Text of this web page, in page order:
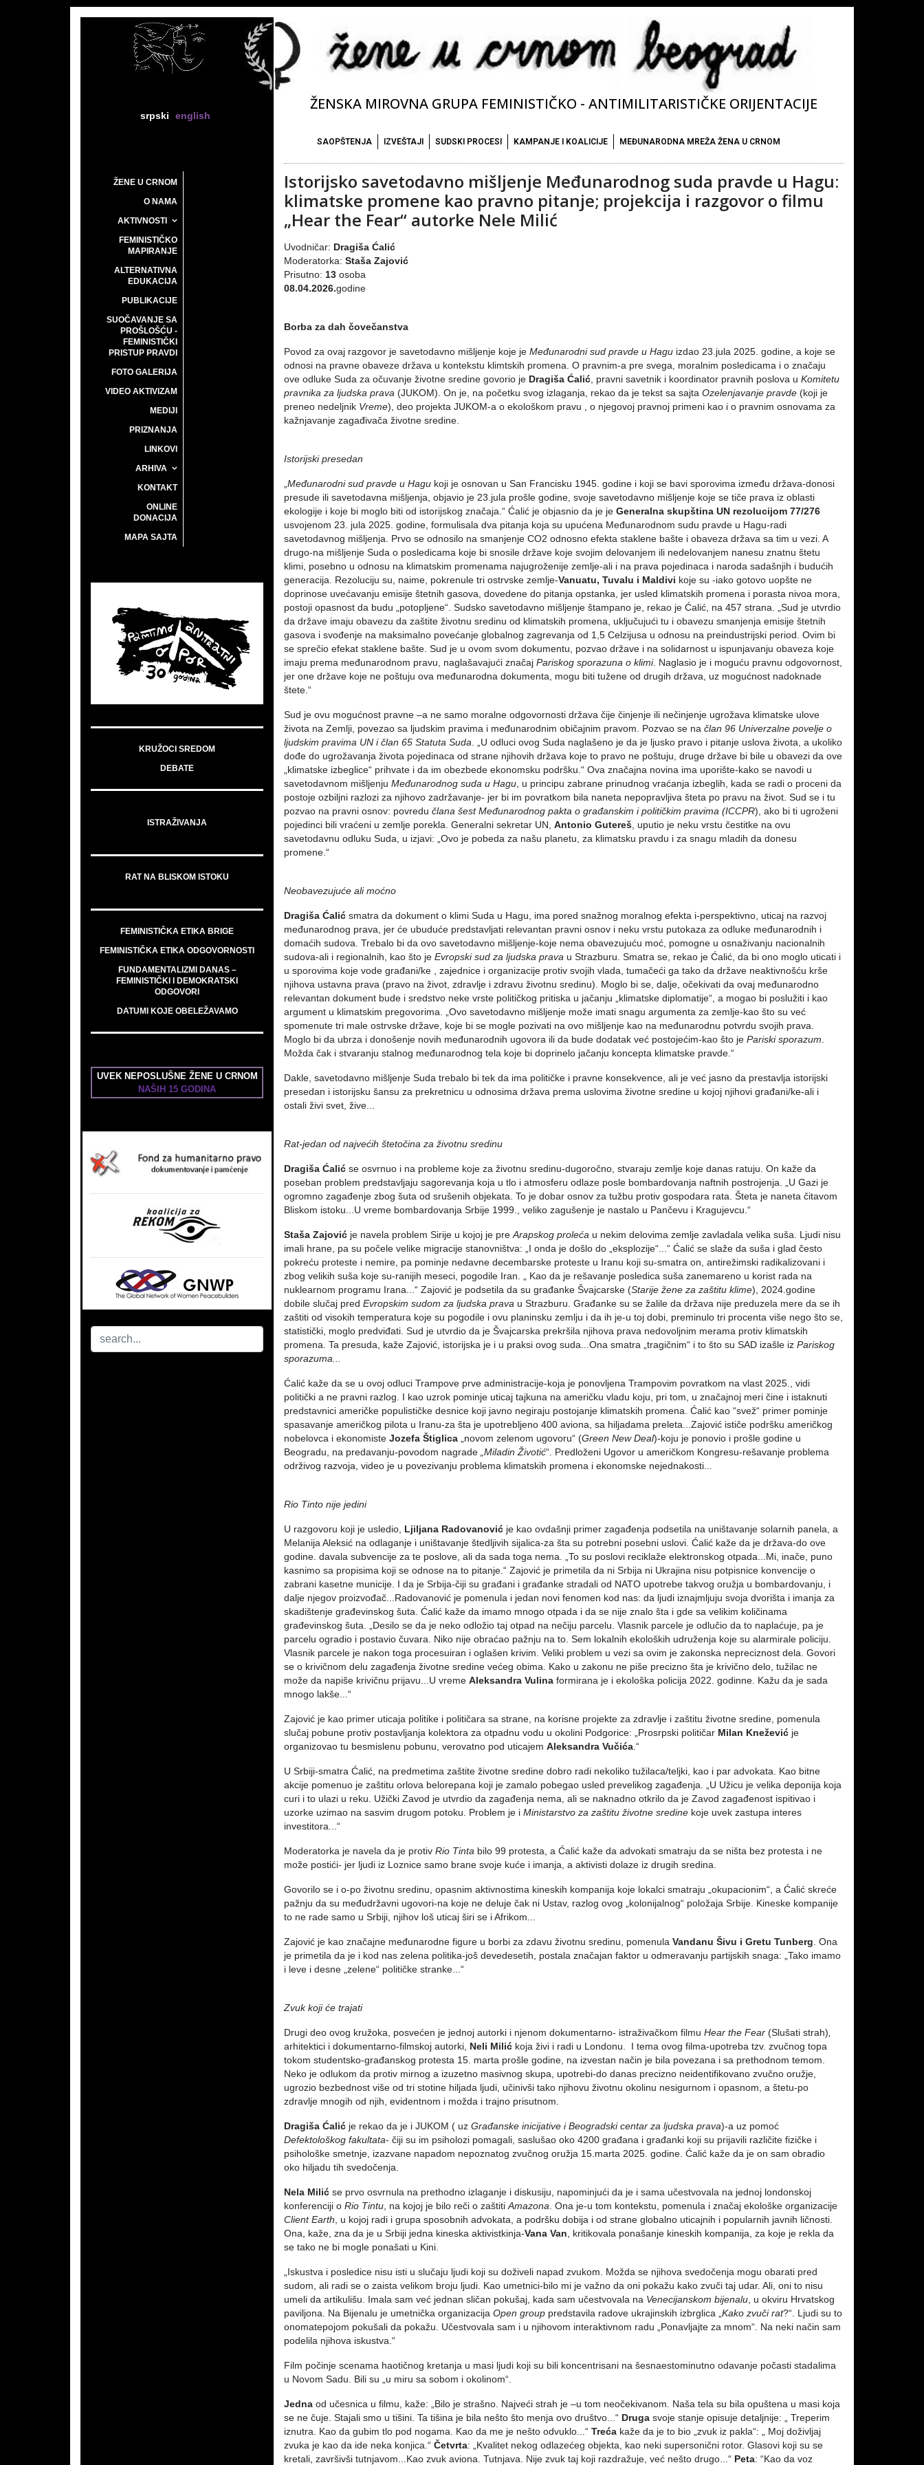
srpski english
ŽENSKA MIROVNA GRUPA FEMINISTIČKO - ANTIMILITARISTIČKE ORIJENTACIJE
SAOPŠTENJA IZVEŠTAJI SUDSKI PROCESI KAMPANJE I KOALICIJE MEĐUNARODNA MREŽA ŽENA U CRNOM
ŽENE U CRNOM
O NAMA
AKTIVNOSTI
FEMINISTIČKO
MAPIRANJE
ALTERNATIVNA
EDUKACIJA
PUBLIKACIJE
SUOČAVANJE SA
PROŠLOŠĆU -
FEMINISTIČKI
PRISTUP PRAVDI
FOTO GALERIJA
VIDEO AKTIVIZAM
MEDIJI
PRIZNANJA
LINKOVI
ARHIVA
KONTAKT
ONLINE
DONACIJA
MAPA SAJTA
KRUŽOCI SREDOM
DEBATE
ISTRAŽIVANJA
RAT NA BLISKOM ISTOKU
FEMINISTIČKA ETIKA BRIGE
FEMINISTIČKA ETIKA ODGOVORNOSTI
FUNDAMENTALIZMI DANAS –
FEMINISTIČKI I DEMOKRATSKI
ODGOVORI
DATUMI KOJE OBELEŽAVAMO
UVEK NEPOSLUŠNE ŽENE U CRNOM
NAŠIH 15 GODINA
Istorijsko savetodavno mišljenje Međunarodnog suda pravde u Hagu:
klimatske promene kao pravno pitanje; projekcija i razgovor o filmu
„Hear the Fear“ autorke Nele Milić
Uvodničar: Dragiša Ćalić
Moderatorka:Staša Zajović
Prisutno:13 osoba
08.04.2026.godine
Borba za dah čovečanstva
Povod za ovaj razgovor je savetodavno mišljenje koje jeMeđunarodni sud pravde u Hagu izdao 23.jula 2025. godine, a koje se
odnosi na pravne obaveze država u kontekstu klimtskih promena. O pravnim-a pre svega, moralnim posledicama i o značaju
ove odluke Suda za očuvanje životne sredine govorio je Dragiša Ćalić, pravni savetnik i koordinator pravnih poslova uKomitetu
pravnika za ljudska prava (JUKOM). On je, na početku svog izlaganja, rekao da je tekst sa sajtaOzelenjavanje pravde (koji je
preneo nedeljnik Vreme), deo projekta JUKOM-a o ekološkom pravu , o njegovoj pravnoj primeni kao i o pravnim osnovama za
kažnjavanje zagađivača životne sredine.
Istorijski presedan
„Međunarodni sud pravde u Hagu koji je osnovan u San Francisku 1945. godine i koji se bavi sporovima između država-donosi
presude ili savetodavna mišljenja, objavio je 23.jula prošle godine, svoje savetodavno mišljenje koje se tiče prava iz oblasti
ekologije i koje bi moglo biti od istorijskog značaja.“ Ćalić je objasnio da je jeGeneralna skupština UN rezolucijom 77/276
usvojenom 23. jula 2025. godine, formulisala dva pitanja koja su upućena Međunarodnom sudu pravde u Hagu-radi
savetodavnog mišljenja. Prvo se odnosilo na smanjenje CO2 odnosno efekta staklene bašte i obaveza država sa tim u vezi. A
drugo-na mišljenje Suda o posledicama koje bi snosile države koje svojim delovanjem ili nedelovanjem nanesu znatnu štetu
klimi, posebno u odnosu na klimatskim promenama najugroženije zemlje-ali i na prava pojedinaca i naroda sadašnjih i budućih
generacija. Rezoluciju su, naime, pokrenule tri ostrvske zemlje-Vanuatu, Tuvalu i Maldivi koje su -iako gotovo uopšte ne
doprinose uvećavanju emisije štetnih gasova, dovedene do pitanja opstanka, jer usled klimatskih promena i porasta nivoa mora,
postoji opasnost da budu „potopljene“. Sudsko savetodavno mišljenje štampano je, rekao je Ćalić, na 457 strana. „Sud je utvrdio
da države imaju obavezu da zaštite životnu sredinu od klimatskih promena, uključujući tu i obavezu smanjenja emisije štetnih
gasova i svođenje na maksimalno povećanje globalnog zagrevanja od 1,5 Celzijusa u odnosu na preindustrijski period. Ovim bi
se sprečio efekat staklene bašte. Sud je u ovom svom dokumentu, pozvao države i na solidarnost u ispunjavanju obaveza koje
imaju prema međunarodnom pravu, naglašavajući značajPariskog sporazuna o klimi. Naglasio je i moguću pravnu odgovornost,
jer one države koje ne poštuju ova međunarodna dokumenta, mogu biti tužene od drugih država, uz mogućnost nadoknade
štete.“
Sud je ovu mogućnost pravne –a ne samo moralne odgovornosti država čije činjenje ili nečinjenje ugrožava klimatske ulove
života na Zemlji, povezao sa ljudskim pravima i međunarodnim običajnim pravom. Pozvao se načlan 96 Univerzalne povelje o
ljudskim pravima UN i član 65 Statuta Suda. „U odluci ovog Suda naglašeno je da je ljusko pravo i pitanje uslova života, a ukoliko
dođe do ugrožavanja života pojedinaca od strane njihovih država koje to pravo ne poštuju, druge države bi bile u obavezi da ove
„klimatske izbeglice“ prihvate i da im obezbede ekonomsku podršku.“ Ova značajna novina ima uporište-kako se navodi u
savetodavnom mišljenjuMeđunarodnog suda u Hagu, u principu zabrane prinudnog vraćanja izbeglih, kada se radi o proceni da
postoje ozbiljni razlozi za njihovo zadržavanje- jer bi im povratkom bila naneta nepopravljiva šteta po pravu na život. Sud se i tu
pozvao na pravni osnov: povredučlana šest Međunarodnog pakta o građanskim i političkim pravima (ICCPR), ako bi ti ugroženi
pojedinci bili vraćeni u zemlje porekla. Generalni sekretar UN,Antonio Gutereš, uputio je neku vrstu čestitke na ovu
savetodavnu odluku Suda, u izjavi: „Ovo je pobeda za našu planetu, za klimatsku pravdu i za snagu mladih da donesu
promene.“
Neobavezujuće ali moćno
Dragiša Ćalić smatra da dokument o klimi Suda u Hagu, ima pored snažnog moralnog efekta i-perspektivno, uticaj na razvoj
međunarodnog prava, jer će ubuduće predstavljati relevantan pravni osnov i neku vrstu putokaza za odluke međunarodnih i
domaćih sudova. Trebalo bi da ovo savetodavno mišljenje-koje nema obavezujuću moć, pomogne u osnaživanju nacionalnih
sudova-ali i regionalnih, kao što jeEvropski sud za ljudska prava u Strazburu. Smatra se, rekao je Ćalić, da bi ono moglo uticati i
u sporovima koje vode građani/ke , zajednice i organizacije protiv svojih vlada, tumačeći ga tako da države neaktivnošću krše
njihova ustavna prava (pravo na život, zdravlje i zdravu životnu sredinu). Moglo bi se, dalje, očekivati da ovaj međunarodno
relevantan dokument bude i sredstvo neke vrste političkog pritiska u jačanju „klimatske diplomatije“, a mogao bi poslužiti i kao
argument u klimatskim pregovorima. „Ovo savetodavno mišljenje može imati snagu argumenta za zemlje-kao što su već
spomenute tri male ostrvske države, koje bi se mogle pozivati na ovo mišljenje kao na međunarodnu potvrdu svojih prava.
Moglo bi da ubrza i donošenje novih međunarodnih ugovora ili da bude dodatak već postojećim-kao što jePariski sporazum.
Možda čak i stvaranju stalnog međunarodnog tela koje bi doprinelo jačanju koncepta klimatske pravde.“
Dakle, savetodavno mišljenje Suda trebalo bi tek da ima političke i pravne konsekvence, ali je već jasno da prestavlja istorijski
presedan i istorijsku šansu za prekretnicu u odnosima država prema uslovima životne sredine u kojoj njihovi građani/ke-ali i
ostali živi svet, žive...
Rat-jedan od najvećih štetočina za životnu sredinu
Dragiša Ćalić se osvrnuo i na probleme koje za životnu sredinu-dugoročno, stvaraju zemlje koje danas ratuju. On kaže da
poseban problem predstavljaju sagorevanja koja u tlo i atmosferu odlaze posle bombardovanja naftnih postrojenja. „U Gazi je
ogromno zagađenje zbog šuta od srušenih objekata. To je dobar osnov za tužbu protiv gospodara rata. Šteta je naneta čitavom
Bliskom istoku...U vreme bombardovanja Srbije 1999., veliko zagušenje je nastalo u Pančevu i Kragujevcu.“
Staša Zajović je navela problem Sirije u kojoj je preArapskog proleća u nekim delovima zemlje zavladala velika suša. Ljudi nisu
imali hrane, pa su počele velike migracije stanovništva: „I onda je došlo do „eksplozije“...“ Ćalić se slaže da suša i glad često
pokreću proteste i nemire, pa pominje nedavne decembarske proteste u Iranu koji su-smatra on, antirežimski radikalizovani i
zbog velikih suša koje su-ranijih meseci, pogodile Iran. „ Kao da je rešavanje posledica suša zanemareno u korist rada na
nuklearnom programu Irana...“ Zajović je podsetila da su građanke Švajcarske (Starije žene za zaštitu klime), 2024.godine
dobile slučaj predEvropskim sudom za ljudska prava u Strazburu. Građanke su se žalile da država nije preduzela mere da se ih
zaštiti od visokih temperatura koje su pogodile i ovu planinsku zemlju i da ih je-u toj dobi, preminulo tri procenta više nego što se,
statistički, moglo predviđati. Sud je utvrdio da je Švajcarska prekršila njihova prava nedovoljnim merama protiv klimatskih
promena. Ta presuda, kaže Zajović, istorijska je i u praksi ovog suda...Ona smatra „tragičnim“ i to što su SAD izašle izPariskog
sporazuma...
Ćalić kaže da se u ovoj odluci Trampove prve administracije-koja je ponovljena Trampovim povratkom na vlast 2025., vidi
politički a ne pravni razlog. I kao uzrok pominje uticaj tajkuna na američku vladu koju, pri tom, u značajnoj meri čine i istaknuti
predstavnici američke populističke desnice koji javno negiraju postojanje klimatskih promena. Ćalić kao “svež“ primer pominje
spasavanje američkog pilota u Iranu-za šta je upotrebljeno 400 aviona, sa hiljadama preleta...Zajović ističe podršku američkog
nobelovca i ekonomisteJozefa Štiglica „novom zelenom ugovoru“ (Green New Deal)-koju je ponovio i prošle godine u
Beogradu, na predavanju-povodom nagrade„Miladin Životić“. Predloženi Ugovor u američkom Kongresu-rešavanje problema
održivog razvoja, video je u povezivanju problema klimatskih promena i ekonomske nejednakosti...
Rio Tinto nije jedini
U razgovoru koji je usledio, Ljiljana Radovanović je kao ovdašnji primer zagađenja podsetila na uništavanje solarnih panela, a
Melanija Aleksić na odlaganje i uništavanje štedljivih sijalica-za šta su potrebni posebni uslovi. Ćalić kaže da je država-do ove
godine. davala subvencije za te poslove, ali da sada toga nema. „To su poslovi reciklaže elektronskog otpada...Mi, inače, puno
kasnimo sa propisima koji se odnose na to pitanje.“ Zajović je primetila da ni Srbija ni Ukrajina nisu potpisnice konvencije o
zabrani kasetne municije. I da je Srbija-čiji su građani i građanke stradali od NATO upotrebe takvog oružja u bombardovanju, i
dalje njegov proizvođač...Radovanović je pomenula i jedan novi fenomen kod nas: da ljudi iznajmljuju svoja dvorišta i imanja za
skadištenje građevinskog šuta. Ćalić kaže da imamo mnogo otpada i da se nije znalo šta i gde sa velikim količinama
građevinskog šuta. „Desilo se da je neko odložio taj otpad na nečiju parcelu. Vlasnik parcele je odlučio da to naplaćuje, pa je
parcelu ogradio i postavio čuvara. Niko nije obraćao pažnju na to. Sem lokalnih ekoloških udruženja koje su alarmirale policiju.
Vlasnik parcele je nakon toga procesuiran i oglašen krivim. Veliki problem u vezi sa ovim je zakonska nepreciznost dela. Govori
se o krivičnom delu zagađenja životne sredine većeg obima. Kako u zakonu ne piše precizno šta je krivično delo, tužilac ne
može da napiše krivičnu prijavu...U vremeAleksandra Vulina formirana je i ekološka policija 2022. godinne. Kažu da je sada
mnogo lakše...“
Zajović je kao primer uticaja politike i političara sa strane, na korisne projekte za zdravlje i zaštitu životne sredine, pomenula
slučaj pobune protiv postavljanja kolektora za otpadnu vodu u okolini Podgorice: „Prosrpski političar Milan Knežević je
organizovao tu besmislenu pobunu, verovatno pod uticajemAleksandra Vučića.“
U Srbiji-smatra Ćalić, na predmetima zaštite životne sredine dobro radi nekoliko tužilaca/teljki, kao i par advokata. Kao bitne
akcije pomenuo je zaštitu orlova belorepana koji je zamalo pobegao usled prevelikog zagađenja. „U Užicu je velika deponija koja
curi i to ulazi u reku. Užički Zavod je utvrdio da zagađenja nema, ali se naknadno otkrilo da je Zavod zagađenost ispitivao i
uzorke uzimao na sasvim drugom potoku. Problem je iMinistarstvo za zaštitu životne sredine koje uvek zastupa interes
investitora...“
Moderatorka je navela da je protivRio Tinta bilo 99 protesta, a Ćalić kaže da advokati smatraju da se ništa bez protesta i ne
može postići- jer ljudi iz Loznice samo brane svoje kuće i imanja, a aktivisti dolaze iz drugih sredina.
Govorilo se i o-po životnu sredinu, opasnim aktivnostima kineskih kompanija koje lokalci smatraju „okupacionim“, a Ćalić skreće
pažnju da su međudržavni ugovori-na koje ne deluje čak ni Ustav, razlog ovog „kolonijalnog“ položaja Srbije. Kineske kompanije
to ne rade samo u Srbiji, njihov loš uticaj širi se i Afrikom...
Zajović je kao značajne međunarodne figure u borbi za zdavu životnu sredinu, pomenulaVandanu Šivu i Gretu Tunberg. Ona
je primetila da je i kod nas zelena politika-još devedesetih, postala značajan faktor u odmeravanju partijskih snaga: „Tako imamo
i leve i desne „zelene“ političke stranke...“
Zvuk koji će trajati
Drugi deo ovog kružoka, posvećen je jednoj autorki i njenom dokumentarno- istraživačkom filmuHear the Fear (Slušati strah),
arhitektici i dokumentarno-filmskoj autorki, Neli Milić koja živi i radi u Londonu. I tema ovog filma-upotreba tzv. zvučnog topa
tokom studentsko-građanskog protesta 15. marta prošle godine, na izvestan način je bila povezana i sa prethodnom temom.
Neko je odlukom da protiv mirnog a izuzetno masivnog skupa, upotrebi-do danas precizno neidentifikovano zvučno oružje,
ugrozio bezbednost više od tri stotine hiljada ljudi, učinivši tako njihovu životnu okolinu nesigurnom i opasnom, a štetu-po
zdravlje mnogih od njih, evidentnom i možda i trajno prisutnom.
Dragiša Ćalić je rekao da je i JUKOM ( uzGrađanske inicijative i Beogradski centar za ljudska prava)-a uz pomoć
Defektološkog fakultata- čiji su im psiholozi pomagali, saslušao oko 4200 građana i građanki koji su prijavili različite fizičke i
psihološke smetnje, izazvane napadom nepoznatog zvučnog oružja 15.marta 2025. godine. Ćalić kaže da je on sam obradio
oko hiljadu tih svedočenja.
Nela Milić se prvo osvrnula na prethodno izlaganje i diskusiju, napominjući da je i sama učestvovala na jednoj londonskoj
konferenciji oRio Tintu, na kojoj je bilo reči o zaštitiAmazona. Ona je-u tom kontekstu, pomenula i značaj ekološke organizacije
Client Earth, u kojoj radi i grupa sposobnih advokata, a podršku dobija i od strane globalno uticajnih i popularnih javnih ličnosti.
Ona, kaže, zna da je u Srbiji jedna kineska aktivistkinja-Vana Van, kritikovala ponašanje kineskih kompanija, za koje je rekla da
se tako ne bi mogle ponašati u Kini.
„Iskustva i posledice nisu isti u slučaju ljudi koji su doživeli napad zvukom. Možda se njihova svedočenja mogu obarati pred
sudom, ali radi se o zaista velikom broju ljudi. Kao umetnici-bilo mi je važno da oni pokažu kako zvuči taj udar. Ali, oni to nisu
umeli da artikulišu. Imala sam već jednan sličan pokušaj, kada sam učestvovala na Venecijanskom bijenalu, u okviru Hrvatskog
paviljona. Na Bijenalu je umetnička organizacijaOpen group predstavila radove ukrajinskih izbrglica „Kako zvuči rat?“. Ljudi su to
onomatepojom pokušali da pokažu. Učestvovala sam i u njihovom interaktivnom radu „Ponavljajte za mnom“. Na neki način sam
podelila njihova iskustva.“
Film počinje scenama haotičnog kretanja u masi ljudi koji su bili koncentrisani na šesnaestominutno odavanje počasti stadalima
u Novom Sadu. Bili su „u miru sa sobom i okolinom“.
Jedna od učesnica u filmu, kaže: „Bilo je strašno. Najveći strah je –u tom neočekivanom. Naša tela su bila opuštena u masi koja
se ne čuje. Stajali smo u tišini. Ta tišina je bila nešto što menja ovo društvo...“ Drugasvoje stanje opisuje detaljnije: „ Treperim
iznutra. Kao da gubim tlo pod nogama. Kao da me je nešto odvuklo...“Treća kaže da je to bio „zvuk iz pakla“: „ Moj doživljaj
zvuka je kao da ide neka konjica.“Četvrta: „Kvalitet nekog odlazećeg objekta, kao neki supersonični rotor. Glasovi koji su se
kretali, završivši tutnjavom...Kao zvuk aviona. Tutnjava. Nije zvuk taj koji razdražuje, već nešto drugo...“ Peta: “Kao da voz